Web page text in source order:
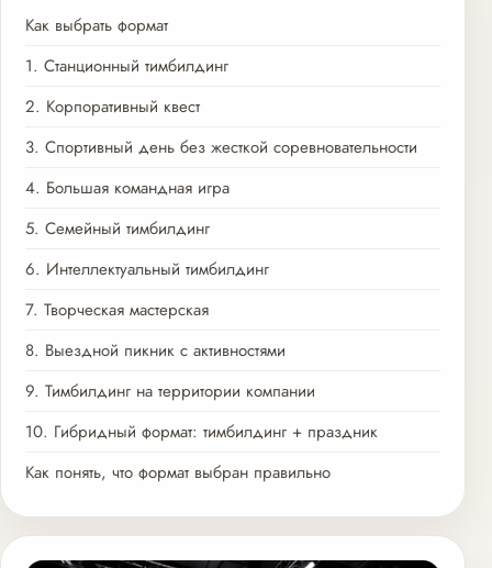
Как выбрать формат
1. Станционный тимбилдинг
2. Корпоративный квест
3. Спортивный день без жесткой соревновательности
4. Большая командная игра
5. Семейный тимбилдинг
6. Интеллектуальный тимбилдинг
7. Творческая мастерская
8. Выездной пикник с активностями
9. Тимбилдинг на территории компании
10. Гибридный формат: тимбилдинг + праздник
Как понять, что формат выбран правильно